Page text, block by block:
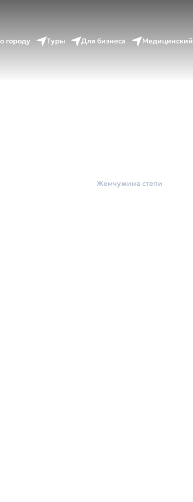
городу Туры Для бизнеса
Жемчужина степи